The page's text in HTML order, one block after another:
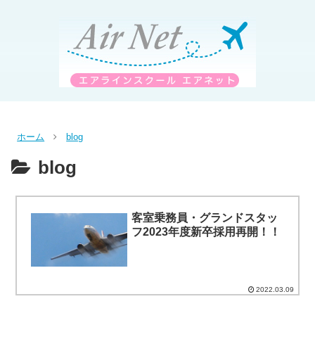
ホーム blog
blog
客室乗務員・グランドスタッ
フ2023年度新卒採用再開！！
2022.03.09